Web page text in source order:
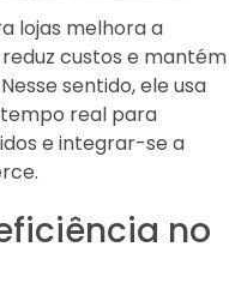
lojas melhora a
reduz custos e mantém
sentido, ele usa
real para
e integrar-se a
no